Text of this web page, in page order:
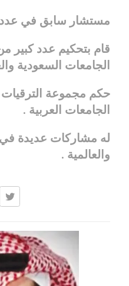
مستشار سابق في عدد
قام بتحكيم عدد كبير
الجامعات السعودية
حكم مجموعة الترقيات
الجامعات العربية .
له مشاركات عديدة في
والعالمية .